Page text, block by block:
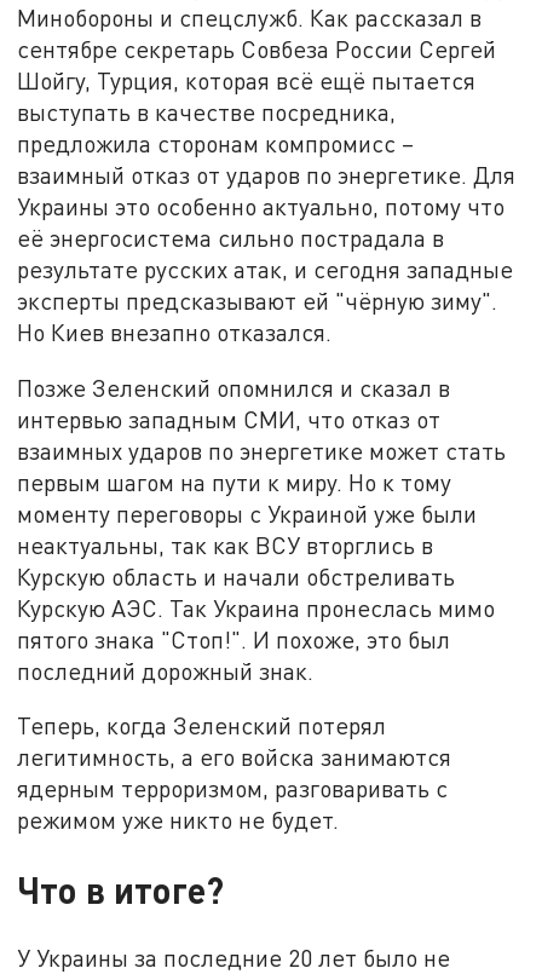
Минобороны и спецслужб. Как рассказал в
сентябре секретарь Совбеза России Сергей
Шойгу, Турция, которая всё ещё пытается
выступать в качестве посредника,
предложила сторонам компромисс –
взаимный отказ от ударов по энергетике. Для
Украины это особенно актуально, потому что
её энергосистема сильно пострадала в
результате русских атак, и сегодня западные
эксперты предсказывают ей "чёрную зиму".
Но Киев внезапно отказался.
Позже Зеленский опомнился и сказал в
интервью западным СМИ, что отказ от
взаимных ударов по энергетике может стать
первым шагом на пути к миру. Но к тому
моменту переговоры с Украиной уже были
неактуальны, так как ВСУ вторглись в
Курскую область и начали обстреливать
Курскую АЭС. Так Украина пронеслась мимо
пятого знака "Стоп!". И похоже, это был
последний дорожный знак.
Теперь, когда Зеленский потерял
легитимность, а его войска занимаются
ядерным терроризмом, разговаривать с
режимом уже никто не будет.
Что в итоге?
У Украины за последние 20 лет было не